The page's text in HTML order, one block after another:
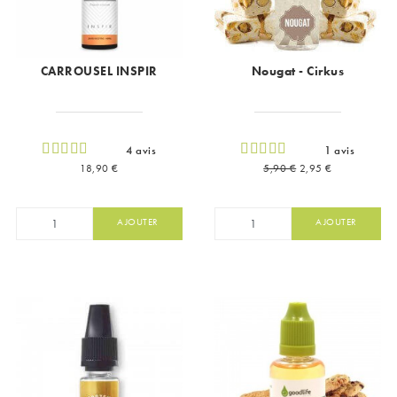
CARROUSEL INSPIR
4 avis
Prix
18,90 €
AJOUTER
Nougat - Cirkus
1 avis
Prix de base
5,90 € Prix
2,95 €
AJOUTER